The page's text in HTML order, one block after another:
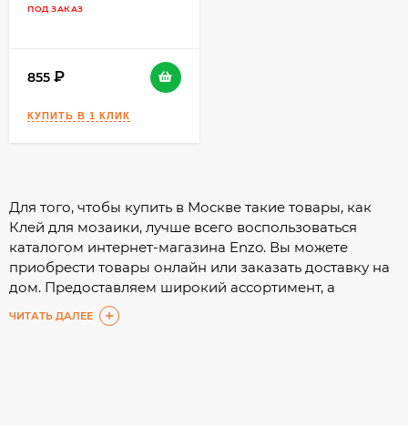
ПОД ЗАКАЗ
855
Для того, чтобы купить в Москве такие товары, как
Клей для мозаики, лучше всего воспользоваться
каталогом интернет-магазина Enzo. Вы можете
приобрести товары онлайн или заказать доставку на
дом. Предоставляем широкий ассортимент, а
подробные характеристики помогут Вам сделать
выбор с минимальными затратами времени.
ЧИТАТЬ ДАЛЕЕ